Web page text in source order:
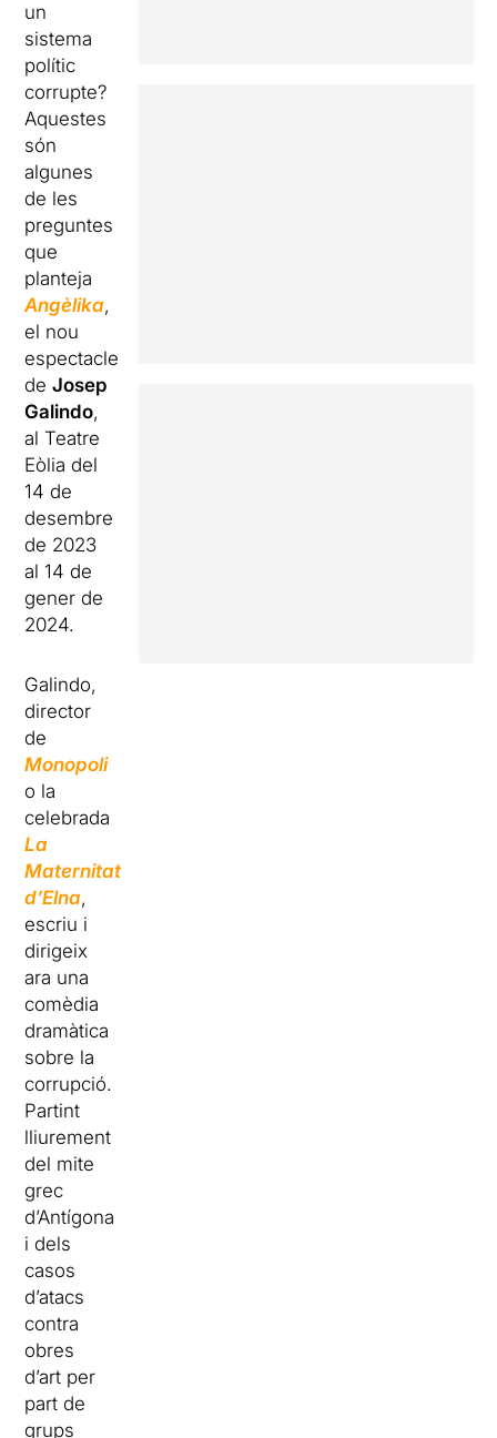
un
sistema
polític
corrupte?
Aquestes
són
algunes
de les
preguntes
que
planteja
Angèlika,
el nou
espectacle
deJosep
Galindo,
al Teatre
Eòlia del
14 de
desembre
de 2023
al 14 de
gener de
2024.
Galindo,
director
de
Monopoli
o la
celebrada
La
Maternitat
d’Elna,
escriu i
dirigeix
ara una
comèdia
dramàtica
sobre la
corrupció.
Partint
lliurement
del mite
grec
d’Antígona
i dels
casos
d’atacs
contra
obres
d’art per
part de
grups